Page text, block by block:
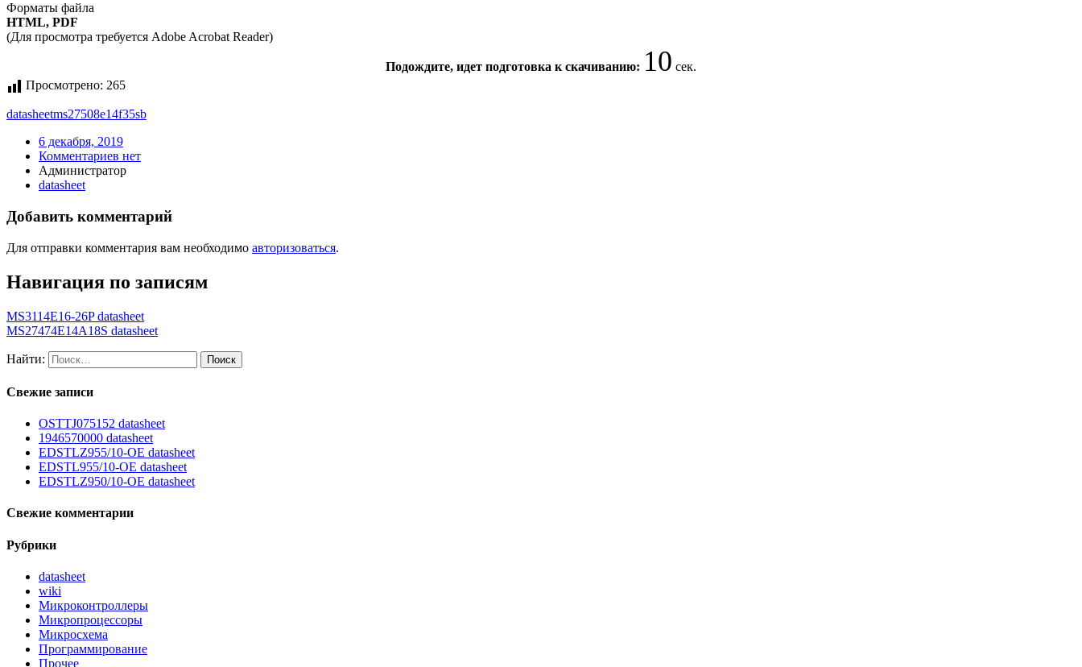
Форматы файла
HTML, PDF
(Для просмотра требуется Adobe Acrobat Reader)
Подождите, идет подготовка к скачиванию: 10 сек.
Просмотрено: 265
datasheetms27508e14f35sb
6 декабря, 2019
Комментариев нет
Администратор
datasheet
Добавить комментарий
Для отправки комментария вам необходимо авторизоваться.
Навигация по записям
MS3114E16-26P datasheet
MS27474E14A18S datasheet
Найти:
Свежие записи
OSTTJ075152 datasheet
1946570000 datasheet
EDSTLZ955/10-OE datasheet
EDSTL955/10-OE datasheet
EDSTLZ950/10-OE datasheet
Свежие комментарии
Рубрики
datasheet
wiki
Микроконтроллеры
Микропроцессоры
Микросхема
Программирование
Прочее